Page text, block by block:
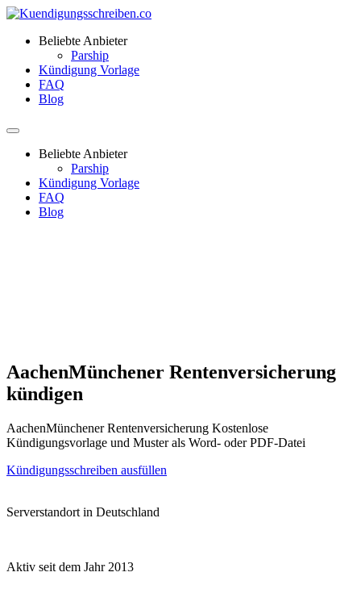
Beliebte Anbieter
Parship
Kündigung Vorlage
FAQ
Blog
Beliebte Anbieter
Parship
Kündigung Vorlage
FAQ
Blog
AachenMünchener Rentenversicherung
kündigen
AachenMünchener Rentenversicherung Kostenlose
Kündigungsvorlage und Muster als Word- oder PDF-Datei
Kündigungsschreiben ausfüllen
Serverstandort in Deutschland
Aktiv seit dem Jahr 2013